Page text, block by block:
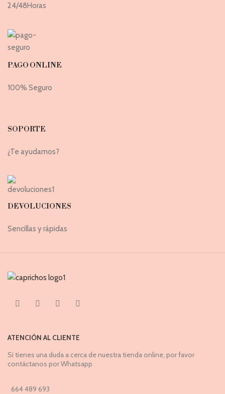
24/48Horas
PAGO ONLINE
100% Seguro
SOPORTE
¿Te ayudamos?
DEVOLUCIONES
Sencillas y rápidas
ATENCIÓN AL CLIENTE
Si tienes una duda a cerca de nuestra tienda online, por favor
contáctanos por Whatsapp
664 489 693